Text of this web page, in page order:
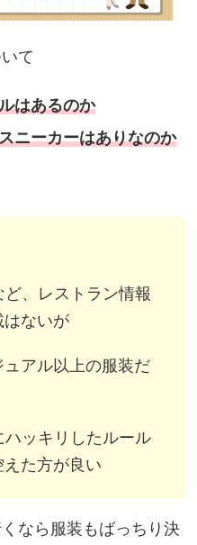
て
はあるのか
ニーカーはありなのか
、レストラン情報
はないが
アル以上の服装だ
ッキリしたルール
た方が良い
なら服装もばっちり決